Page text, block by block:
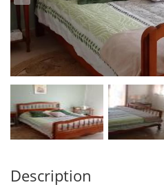
Description